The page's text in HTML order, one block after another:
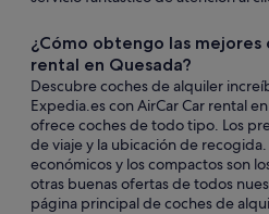
¿Cómo obtengo las
rental en Quesada?
Descubre coches de alquiler
Expedia.es con AirCar Car rental
ofrece coches de todo tipo. Los
de viaje y la ubicación de
económicos y los compactos son
otras buenas ofertas de todos
página principal de coches de